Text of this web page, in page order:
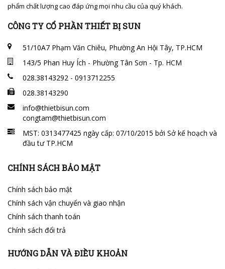
phẩm chất lượng cao đáp ứng mọi nhu cầu của quý khách.
CÔNG TY CỔ PHẦN THIẾT BỊ SUN
51/10A7 Phạm Văn Chiêu, Phường An Hội Tây, TP.HCM
143/5 Phan Huy Ích - Phường Tân Sơn - Tp. HCM
028.38143292 - 0913712255
028.38143290
info@thietbisun.com
congtam@thietbisun.com
MST: 0313477425 ngày cấp: 07/10/2015 bởi Sở kế hoạch và
đầu tư TP.HCM
CHÍNH SÁCH BẢO MẬT
Chính sách bảo mật
Chính sách vận chuyển và giao nhận
Chính sách thanh toán
Chính sách đổi trả
HƯỚNG DẪN VÀ ĐIỀU KHOẢN